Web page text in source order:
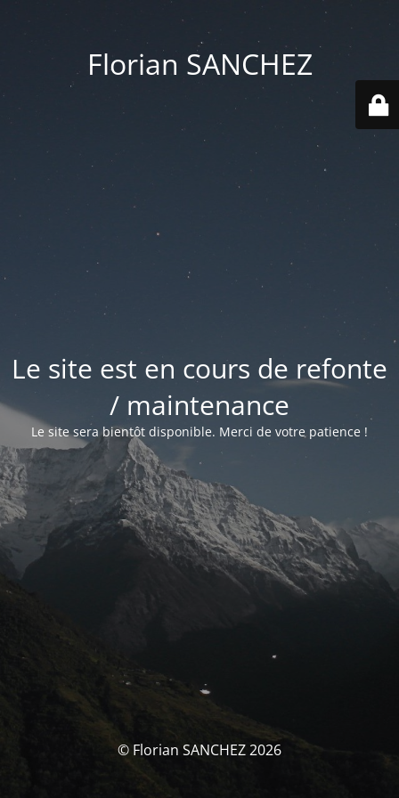
Florian SANCHEZ
Le site est en cours de refonte
/ maintenance
Le site sera bientôt disponible. Merci de votre patience !
© Florian SANCHEZ 2026